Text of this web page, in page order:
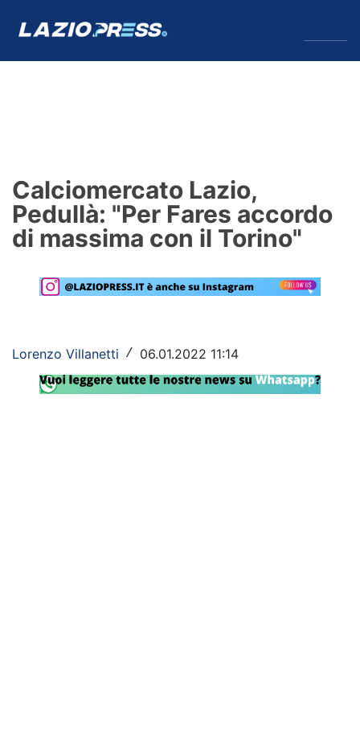
Formello
Infortuni
Primavera
Lazio Women
Rassegna Lazio
Calciomercato Lazio,
Pedullà: "Per Fares accordo
di massima con il Torino"
Lorenzo Villanetti / 06.01.2022 11:14